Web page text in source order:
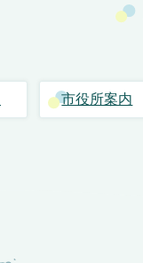
市役所案内